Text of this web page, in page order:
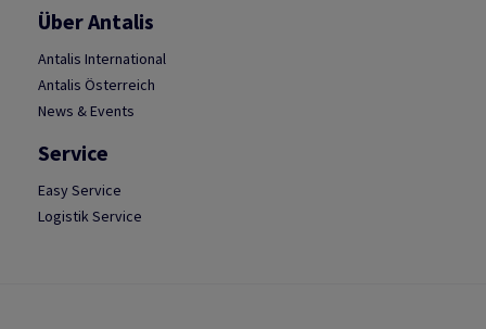
Über Antalis
Antalis International
Antalis Österreich
News & Events
Service
Easy Service
Logistik Service